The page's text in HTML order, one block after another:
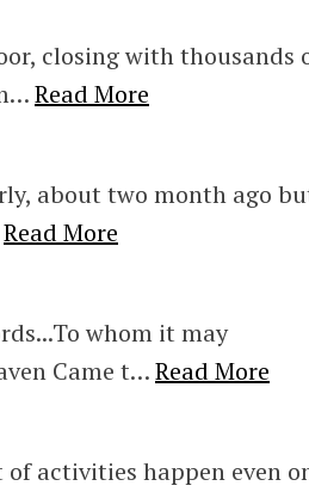
closing with thousands
Read More
about two month ago
Read More
whom it may
Came t…Read More
of activities happen even